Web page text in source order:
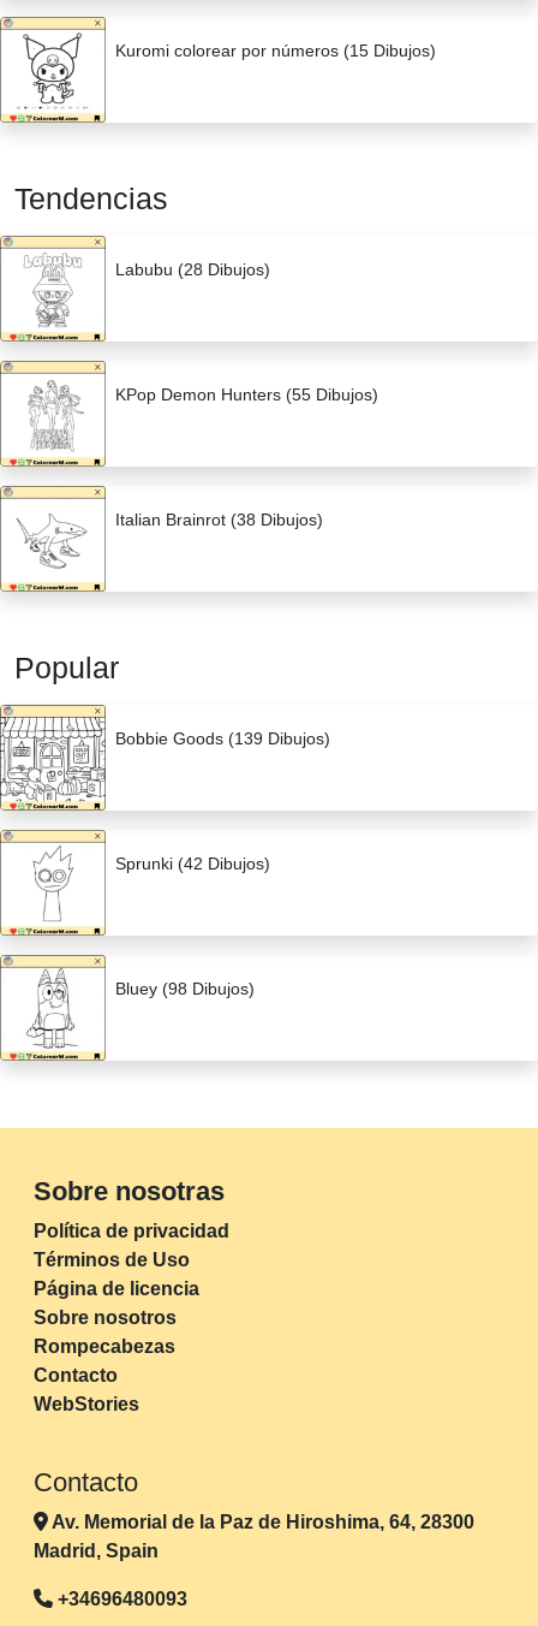
Kuromi colorear por números (15 Dibujos)
Tendencias
Labubu (28 Dibujos)
KPop Demon Hunters (55 Dibujos)
Italian Brainrot (38 Dibujos)
Popular
Bobbie Goods (139 Dibujos)
Sprunki (42 Dibujos)
Bluey (98 Dibujos)
Sobre nosotras
Política de privacidad
Términos de Uso
Página de licencia
Sobre nosotros
Rompecabezas
Contacto
WebStories
Contacto
Av. Memorial de la Paz de Hiroshima, 64, 28300
Madrid, Spain
+34696480093